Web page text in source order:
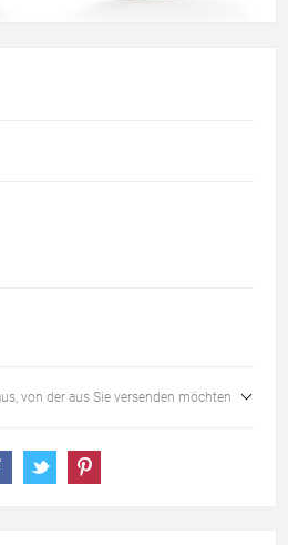
von der aus Sie versenden möchten